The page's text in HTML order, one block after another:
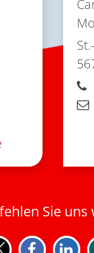
Sie uns